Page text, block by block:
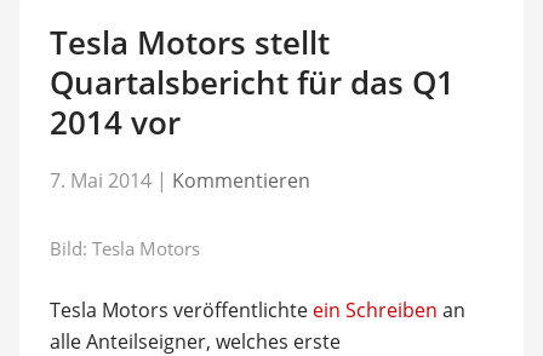
Tesla Motors stellt
Quartalsbericht für das Q1
2014 vor
7. Mai 2014 | Kommentieren
Bild: Tesla Motors
Tesla Motors veröffentlichte ein Schreiben an
alle Anteilseigner, welches erste